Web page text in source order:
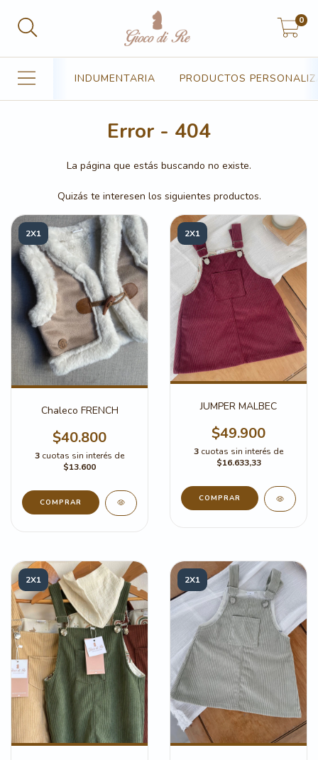
0
INDUMENTARIA PRODUCTOS
Error - 404
La página que estás buscando no existe.
Quizás te interesen los siguientes productos.
2X1
Chaleco FRENCH
$40.800
3 cuotas sin interés de
$13.600
COMPRAR
2X1
JUMPER MALBEC
$49.900
3 cuotas sin interés de
$16.633,33
COMPRAR
2X1 2X1